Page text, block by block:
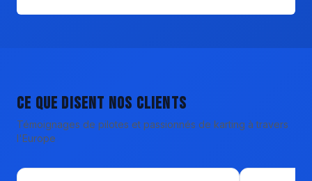
Ce que disent nos clients
Témoignages de pilotes et passionnés de karting à travers
l'Europe